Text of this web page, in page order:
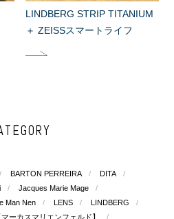
LINDBERG STRIP TITANIUM
＋ ZEISSスマートライフ
BARTON PERREIRA
DITA
Jacques Marie Mage
Man Nen LENS
LINDBERG
ーカスマリエンフェルド】